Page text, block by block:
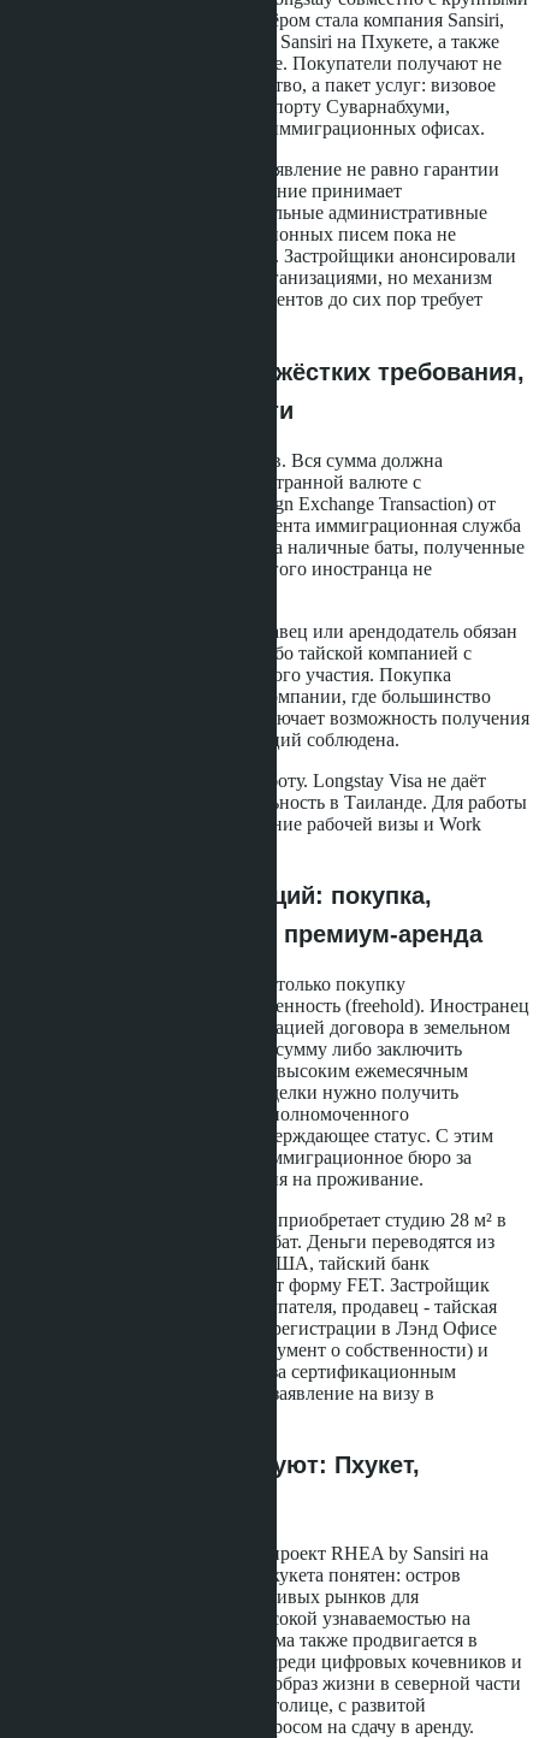
застройщиками - первым партнёром стала компания Sansiri,
владеющая проектами RHEA by Sansiri на Пхукете, а также
объектами в Чиангмае и Паттайе. Покупатели получают не
автоматический вид на жительство, а пакет услуг: визовое
сопровождение, fast-track в аэропорту Суварнабхуми,
приоритетное обслуживание в иммиграционных офисах.
Важный нюанс: право подать заявление не равно гарантии
одобрения. Окончательное решение принимает
иммиграционная служба, а детальные административные
процедуры выдачи сертификационных писем пока не
опубликованы в полном объёме. Застройщики анонсировали
партнёрства с профильными организациями, но механизм
выдачи подтверждающих документов до сих пор требует
Условия покупки: три жёстких требования,
которые нельзя обойти
Первое - происхождение средств. Вся сумма должна
поступить из-за границы в иностранной валюте с
оформлением формы FET (Foreign Exchange Transaction) от
тайского банка. Без этого документа иммиграционная служба
не примет заявление. Покупка за наличные баты, полученные
в Таиланде, или перевод от другого иностранца не
Второе - статус продавца. Продавец или арендодатель обязан
быть гражданином Таиланда либо тайской компанией с
ограниченной долей иностранного участия. Покупка
квартиры у иностранца или у компании, где большинство
акционеров - нерезиденты, исключает возможность получения
визы, даже если сумма инвестиций соблюдена.
Третье - отсутствие права на работу. Longstay Visa не даёт
разрешения на трудовую деятельность в Таиланде. Для работы
потребуется отдельное оформление рабочей визы и Work
Три варианта инвестиций: покупка,
долгосрочная аренда, премиум-аренда
Программа предусматривает не только покупку
кондоминиума в полную собственность (freehold). Иностранец
может арендовать дом с регистрацией договора в земельном
департаменте на сопоставимую сумму либо заключить
премиальный договор аренды с высоким ежемесячным
платежом. После оформления сделки нужно получить
сертификационное письмо от уполномоченного
государственного органа, подтверждающее статус. С этим
письмом можно обращаться в иммиграционное бюро за
годовым продлением разрешения на проживание.
Пример: покупатель из Москвы приобретает студию 28 м² в
проекте Once Pattaya за 3.6 млн бат. Деньги переводятся из
российского банка в долларах США, тайский банк
конвертирует их в баты и выдаёт форму FET. Застройщик
оформляет продажу на имя покупателя, продавец - тайская
компания Honour Group. После регистрации в Лэнд Офисе
покупатель получает Чанот (документ о собственности) и
обращается к Thailand Longstay за сертификационным
письмом. С письмом он подаёт заявление на визу в
Какие проекты участвуют: Пхукет,
Первая площадка реализации - проект RHEA by Sansiri на
пляже Сурин, Пхукет. Выбор Пхукета понятен: остров
остаётся одним из самых устойчивых рынков для
иностранных покупателей с высокой узнаваемостью на
международной арене. Программа также продвигается в
Чиангмае - популярном городе среди цифровых кочевников и
тех, кто ищет более спокойный образ жизни в северной части
страны, и в Паттайе - ближе к столице, с развитой
инфраструктурой и сильным спросом на сдачу в аренду.